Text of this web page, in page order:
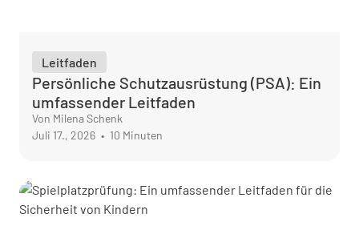
Leitfaden
Persönliche Schutzausrüstung (PSA): Ein
umfassender Leitfaden
Von Milena Schenk
Juli 17., 2026 • 10 Minuten